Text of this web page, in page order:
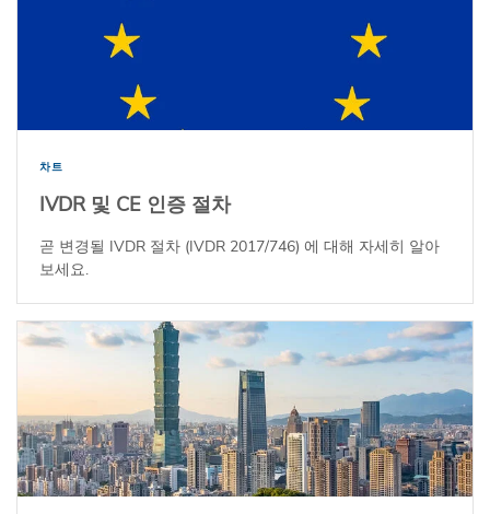
차트
IVDR 및 CE 인증 절차
곧 변경될 IVDR 절차 (IVDR 2017/746) 에 대해 자세히 알아
보세요.